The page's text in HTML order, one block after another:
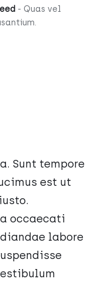
- Quas vel
Sunt tempore
est ut
occaecati
labore